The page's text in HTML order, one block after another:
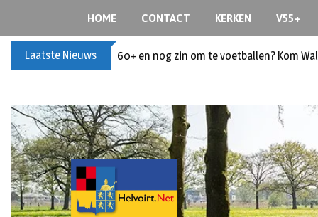
HOME CONTACT KERKEN V55+
Laatste Nieuws Buxusplanten in brand in Biezenmortel,